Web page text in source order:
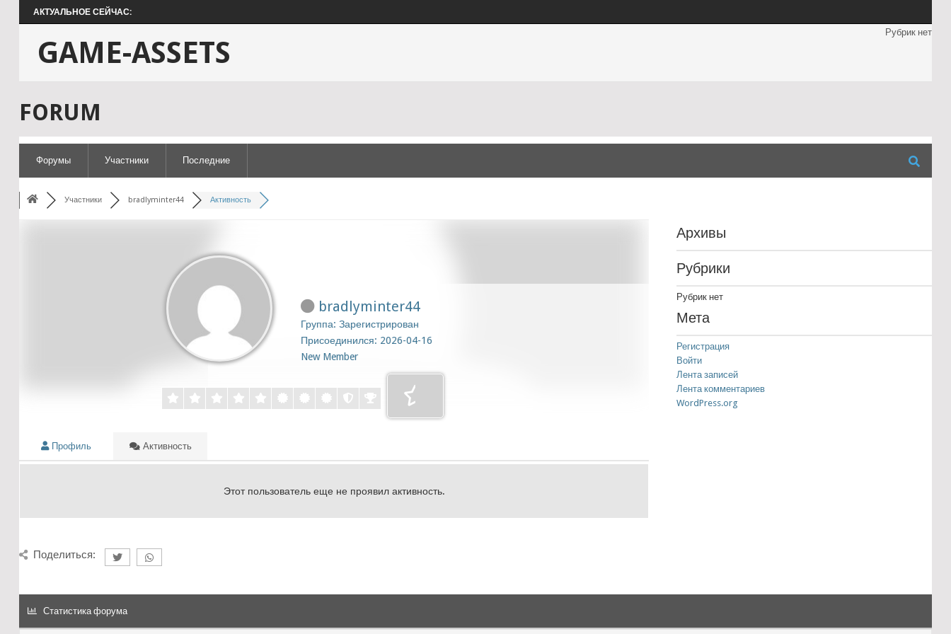
АКТУАЛЬНОЕ СЕЙЧАС:
GAME-ASSETS
Рубрик нет
FORUM
Форумы Участники Последние
Участники bradlyminter44 Активность
bradlyminter44
Группа: Зарегистрирован
Присоединился: 2026-04-16
New Member
Профиль Активность
Этот пользователь еще не проявил активность.
Архивы
Рубрики
Рубрик нет
Мета
Регистрация
Войти
Лента записей
Лента комментариев
WordPress.org
Поделиться:
Статистика форума